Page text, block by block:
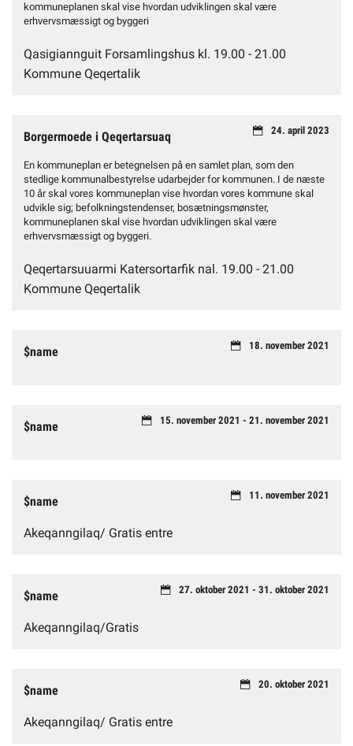
kommuneplanen skal vise hvordan udviklingen skal være
erhvervsmæssigt og byggeri
Qasigiannguit Forsamlingshus kl. 19.00 - 21.00
Kommune Qeqertalik
Borgermoede i Qeqertarsuaq
En kommuneplan er betegnelsen på en samlet plan, som den
stedlige kommunalbestyrelse udarbejder for kommunen. I de næste
10 år skal vores kommuneplan vise hvordan vores kommune skal
udvikle sig; befolkningstendenser, bosætningsmønster,
kommuneplanen skal vise hvordan udviklingen skal være
erhvervsmæssigt og byggeri.
24. april 2023
Qeqertarsuuarmi Katersortarfik nal. 19.00 - 21.00
Kommune Qeqertalik
$name 18. november 2021
$name 15. november 2021 - 21. november 2021
$name 11. november 2021
Akeqanngilaq/ Gratis entre
$name 27. oktober 2021 - 31. oktober 2021
Akeqanngilaq/Gratis
$name 20. oktober 2021
Akeqanngilaq/ Gratis entre